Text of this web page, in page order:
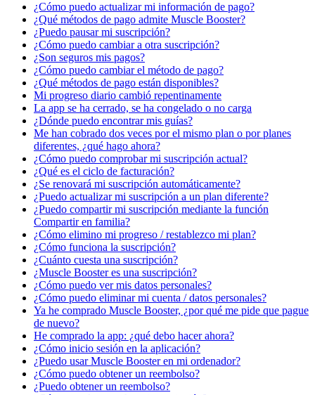
¿Cómo puedo actualizar mi información de pago?
¿Qué métodos de pago admite Muscle Booster?
¿Puedo pausar mi suscripción?
¿Cómo puedo cambiar a otra suscripción?
¿Son seguros mis pagos?
¿Cómo puedo cambiar el método de pago?
¿Qué métodos de pago están disponibles?
Mi progreso diario cambió repentinamente
La app se ha cerrado, se ha congelado o no carga
¿Dónde puedo encontrar mis guías?
Me han cobrado dos veces por el mismo plan o por planes
diferentes, ¿qué hago ahora?
¿Cómo puedo comprobar mi suscripción actual?
¿Qué es el ciclo de facturación?
¿Se renovará mi suscripción automáticamente?
¿Puedo actualizar mi suscripción a un plan diferente?
¿Puedo compartir mi suscripción mediante la función
Compartir en familia?
¿Cómo elimino mi progreso / restablezco mi plan?
¿Cómo funciona la suscripción?
¿Cuánto cuesta una suscripción?
¿Muscle Booster es una suscripción?
¿Cómo puedo ver mis datos personales?
¿Cómo puedo eliminar mi cuenta / datos personales?
Ya he comprado Muscle Booster, ¿por qué me pide que pague
de nuevo?
He comprado la app: ¿qué debo hacer ahora?
¿Cómo inicio sesión en la aplicación?
¿Puedo usar Muscle Booster en mi ordenador?
¿Cómo puedo obtener un reembolso?
¿Puedo obtener un reembolso?